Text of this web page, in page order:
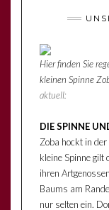
Hier finden Sie
kleinen Spinne
aktuell:
DIE SPINNE
Zoba hockt in
kleine Spinne gilt
ihren
Baums am
nur selten ein.